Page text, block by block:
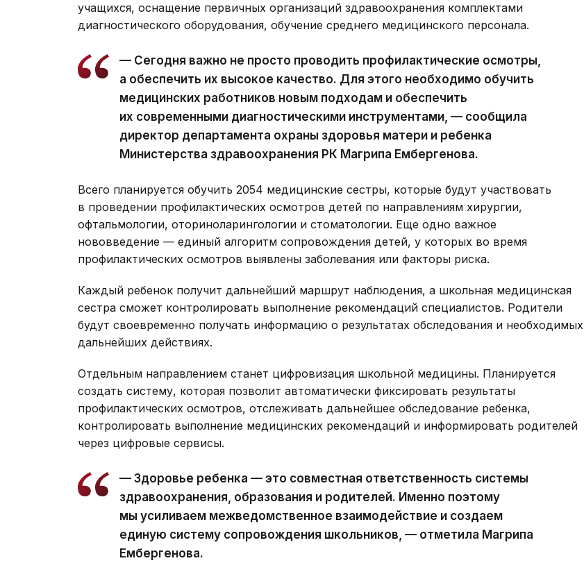
учащихся, оснащение первичных организаций здравоохранения комплектами
диагностического оборудования, обучение среднего медицинского персонала.
— Сегодня важно не просто проводить профилактические осмотры,
а обеспечить их высокое качество. Для этого необходимо обучить
медицинских работников новым подходам и обеспечить
их современными диагностическими инструментами, — сообщила
директор департамента охраны здоровья матери и ребенка
Министерства здравоохранения РК Магрипа Ембергенова.
Всего планируется обучить 2054 медицинские сестры, которые будут участвовать
в проведении профилактических осмотров детей по направлениям хирургии,
офтальмологии, оториноларингологии и стоматологии. Еще одно важное
нововведение — единый алгоритм сопровождения детей, у которых во время
профилактических осмотров выявлены заболевания или факторы риска.
Каждый ребенок получит дальнейший маршрут наблюдения, а школьная медицинская
сестра сможет контролировать выполнение рекомендаций специалистов. Родители
будут своевременно получать информацию о результатах обследования и необходимых
дальнейших действиях.
Отдельным направлением станет цифровизация школьной медицины. Планируется
создать систему, которая позволит автоматически фиксировать результаты
профилактических осмотров, отслеживать дальнейшее обследование ребенка,
контролировать выполнение медицинских рекомендаций и информировать родителей
через цифровые сервисы.
— Здоровье ребенка — это совместная ответственность системы
здравоохранения, образования и родителей. Именно поэтому
мы усиливаем межведомственное взаимодействие и создаем
единую систему сопровождения школьников, — отметила Магрипа
Ембергенова.